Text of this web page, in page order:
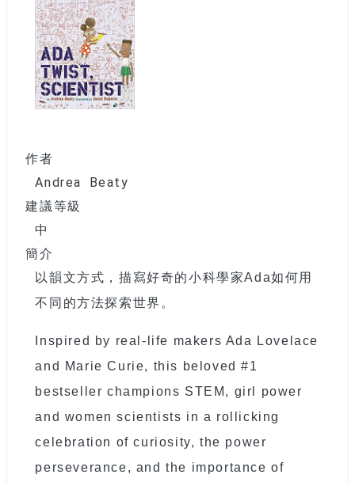
作者
Andrea Beaty
建議等級
中
簡介
以韻文方式，描寫好奇的小科學家Ada如何用
不同的方法探索世界。
Inspired by real-life makers Ada Lovelace
and Marie Curie, this beloved #1
bestseller champions STEM, girl power
and women scientists in a rollicking
celebration of curiosity, the power
perseverance, and the importance of